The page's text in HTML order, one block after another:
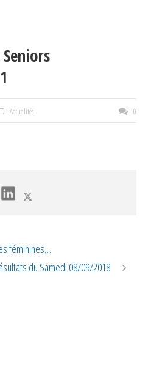
Actualités 0
féminines…
du Samedi 08/09/2018